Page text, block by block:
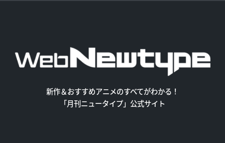
新作＆おすすめアニメのすべてがわかる！
「月刊ニュータイプ」公式サイト